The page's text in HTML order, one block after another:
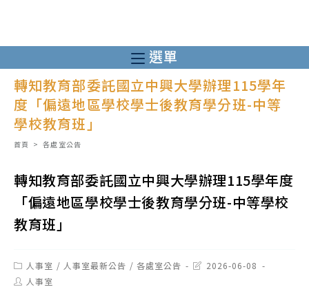
至
主
要
內
容
選單
轉知教育部委託國立中興大學辦理115學年
度「偏遠地區學校學士後教育學分班-中等
學校教育班」
首頁 > 各處室公告
轉知教育部委託國立中興大學辦理115學年度
「偏遠地區學校學士後教育學分班-中等學校
教育班」
Post
category:
人事室 / 人事室最新公告 / 各處室公告
Post2026-06-08
Post人事室